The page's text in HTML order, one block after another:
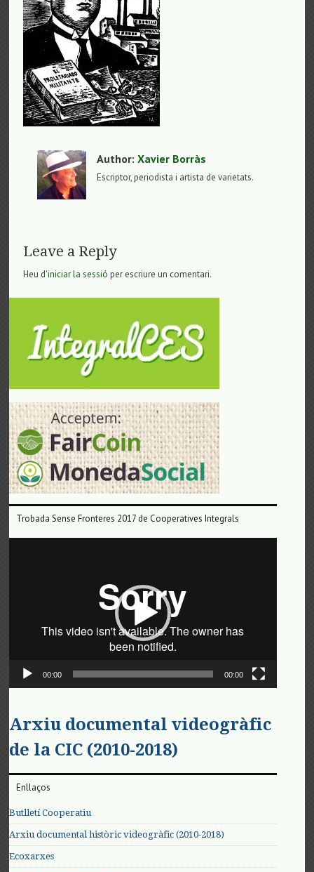
Author:Xavier Borràs
Escriptor, periodista i artista de varietats.
Leave a Reply
Heu d'iniciar la sessió per escriure un comentari.
Trobada Sense Fronteres 2017 de Cooperatives Integrals
00:00 00:00
Arxiu documental videogràfic
de la CIC (2010-2018)
Enllaços
Butlletí Cooperatiu
Arxiu documental històric videogràfic (2010-2018)
Ecoxarxes